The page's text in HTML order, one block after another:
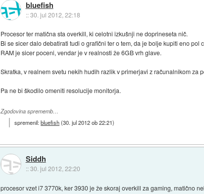
bluefish
::30. jul 2012, 22:18
Procesor ter matična sta overkill, ki celotni izkušnji ne doprineseta nič.
Bi se sicer dalo debatirati tudi o grafični ter o tem, da je bolje kupiti eno pol
RAM je sicer poceni, vendar je v realnosti že 6GB vrh glave.
Skratka, v realnem svetu nekih hudih razlik v primerjavi z računalnikom za
Pa ne bi škodilo omeniti resolucije monitorja.
Zgodovina sprememb…
spremenil:bluefish(30. jul 2012 ob 22:21)
Siddh
::30. jul 2012, 22:20
procesor vzet i7 3770k, ker 3930 je že skoraj overkill za gaming, matično